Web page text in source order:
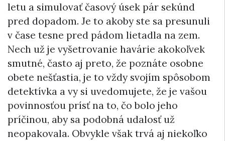
letu a simulovať časový úsek pár sekúnd
pred dopadom. Je to akoby ste sa presunuli
v čase tesne pred pádom lietadla na zem.
Nech už je vyšetrovanie havárie akokoľvek
smutné, často aj preto, že poznáte osobne
obete nešťastia, je to vždy svojím spôsobom
detektívka a vy si uvedomujete, že je vašou
povinnosťou prísť na to, čo bolo jeho
príčinou, aby sa podobná udalosť už
neopakovala. Obvykle však trvá aj niekoľko